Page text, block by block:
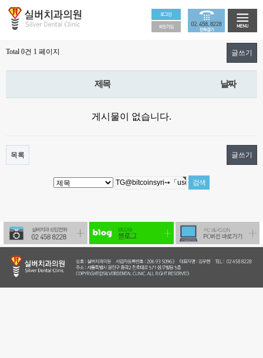
Total 0건 1 페이지 글쓰기
제목 날짜
게시물이 없습니다.
목록 글쓰기